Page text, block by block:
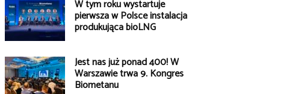
W tym roku wystartuje
pierwsza w Polsce instalacja
produkująca bioLNG
Jest nas już ponad 400! W
Warszawie trwa 9. Kongres
Biometanu